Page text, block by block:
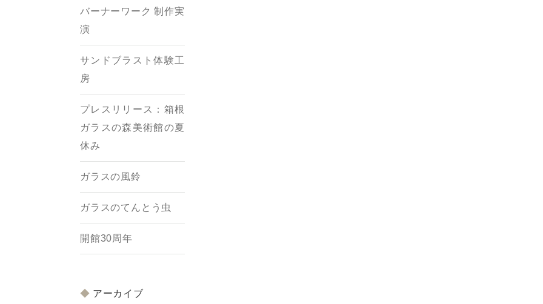
バーナーワーク 制作実
演
サンドブラスト体験工
房
プレスリリース：箱根
ガラスの森美術館の夏
休み
ガラスの風鈴
ガラスのてんとう虫
開館30周年
アーカイブ